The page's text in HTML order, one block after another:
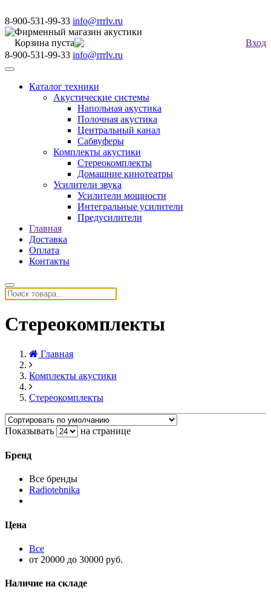
8-900-531-99-33 info@rrrlv.ru
Фирменный магазин акустики
Корзина пуста
Вход
8-900-531-99-33 info@rrrlv.ru
Меню
Каталог техники
Акустические системы
Напольная акустика
Полочная акустика
Центральный канал
Сабвуферы
Комплекты акустики
Стереокомплекты
Домашние кинотеатры
Усилители звука
Усилители мощности
Интегральные усилители
Предусилители
Главная
Доставка
Оплата
Контакты
Стереокомплекты
Главная
Комплекты акустики
Стереокомплекты
Показывать на странице
Бренд
Все бренды
Radiotehnika
Цена
Все
от 20000 до 30000 руб.
Наличие на складе